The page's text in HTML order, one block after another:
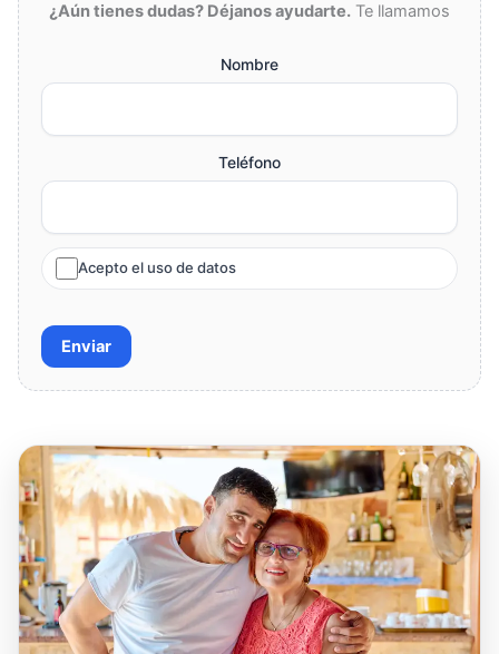
¿Aún tienes dudas? Déjanos ayudarte. Te llamamos
Nombre
Teléfono
Acepto el uso de datos
Enviar